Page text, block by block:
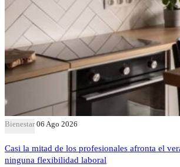
Bienestar 06 Ago 2026
Casi la mitad de los profesionales afronta el
ninguna flexibilidad laboral